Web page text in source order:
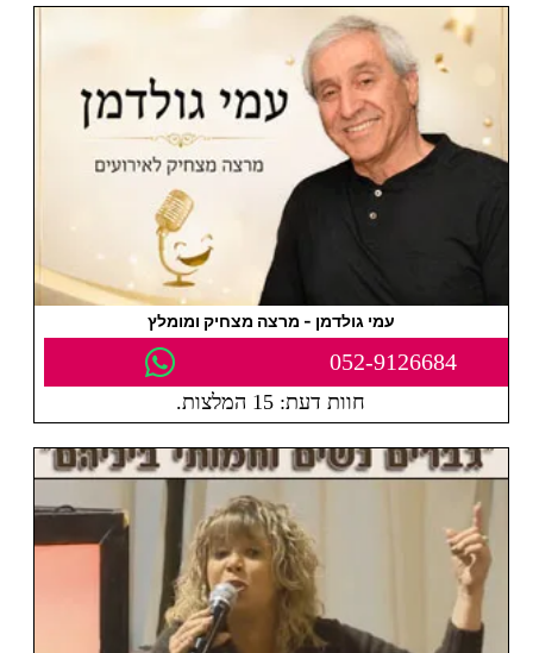
עמי גולדמן - מרצה מצחיק ומומלץ
052-9126684
חוות דעת: 15 המלצות.